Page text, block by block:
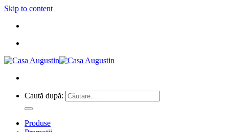
Skip to content
Caută după:
Produse